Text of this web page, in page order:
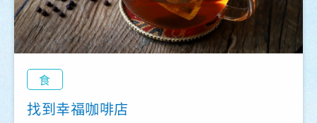
食
找到幸福咖啡店